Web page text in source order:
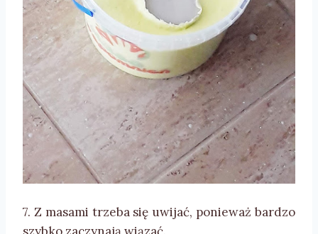
7. Z masami trzeba się uwijać, ponieważ bardzo